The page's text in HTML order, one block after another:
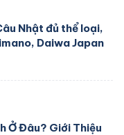
Nhật đủ thể loại,
Daiwa Japan
Ở Đâu? Giới Thiệu